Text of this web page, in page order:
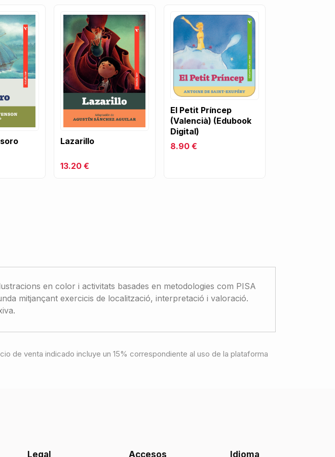
Lazarillo
13.20 €
El Petit Príncep
(Valencià) (Edubook
Digital)
8.90 €
en color i activitats basades en metodologies com PISA
mitjançant exercicis de localització, interpretació i valoració.
de venta indicado incluye un 15% correspondiente al uso de la plataforma
Legal Accesos Idioma